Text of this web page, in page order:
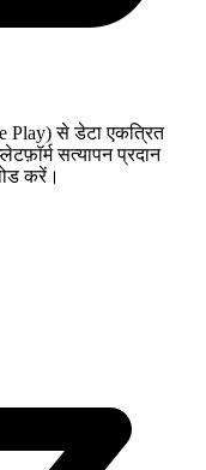
Play) से डेटा एकत्रित
सत्यापन प्रदान
करें।